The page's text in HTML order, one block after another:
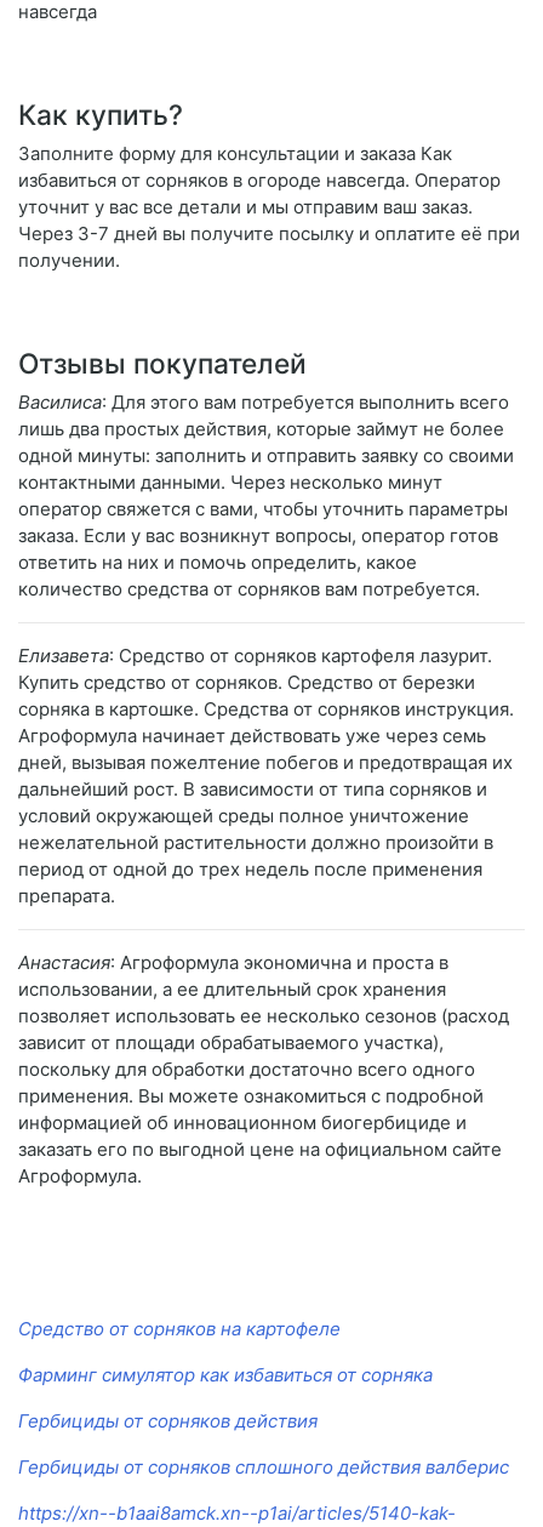
навсегда
Как купить?
Заполните форму для консультации и заказа Как
избавиться от сорняков в огороде навсегда. Оператор
уточнит у вас все детали и мы отправим ваш заказ.
Через 3-7 дней вы получите посылку и оплатите её при
получении.
Отзывы покупателей
Василиса: Для этого вам потребуется выполнить всего
лишь два простых действия, которые займут не более
одной минуты: заполнить и отправить заявку со своими
контактными данными. Через несколько минут
оператор свяжется с вами, чтобы уточнить параметры
заказа. Если у вас возникнут вопросы, оператор готов
ответить на них и помочь определить, какое
количество средства от сорняков вам потребуется.
Елизавета: Средство от сорняков картофеля лазурит.
Купить средство от сорняков. Средство от березки
сорняка в картошке. Средства от сорняков инструкция.
Агроформула начинает действовать уже через семь
дней, вызывая пожелтение побегов и предотвращая их
дальнейший рост. В зависимости от типа сорняков и
условий окружающей среды полное уничтожение
нежелательной растительности должно произойти в
период от одной до трех недель после применения
препарата.
Анастасия: Агроформула экономична и проста в
использовании, а ее длительный срок хранения
позволяет использовать ее несколько сезонов (расход
зависит от площади обрабатываемого участка),
поскольку для обработки достаточно всего одного
применения. Вы можете ознакомиться с подробной
информацией об инновационном биогербициде и
заказать его по выгодной цене на официальном сайте
Агроформула.
Средство от сорняков на картофеле
Фарминг симулятор как избавиться от сорняка
Гербициды от сорняков действия
Гербициды от сорняков сплошного действия валберис
https://xn--b1aai8amck.xn--p1ai/articles/5140-kak-